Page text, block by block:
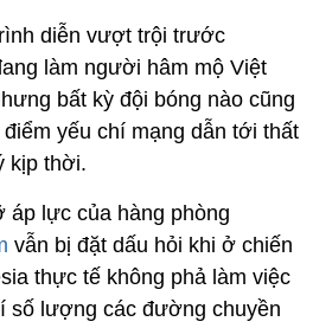
diễn vượt trội trước
làm người hâm mộ Việt
bất kỳ đội bóng nào cũng
yếu chí mạng dẫn tới thất
kịp thời.
áp lực của hàng phòng
vẫn bị đặt dấu hỏi khi ở chiến
thực tế không phả làm việc
số lượng các đường chuyền